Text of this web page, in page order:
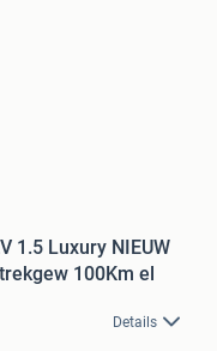
1.5 Luxury NIEUW
100Km el
Details